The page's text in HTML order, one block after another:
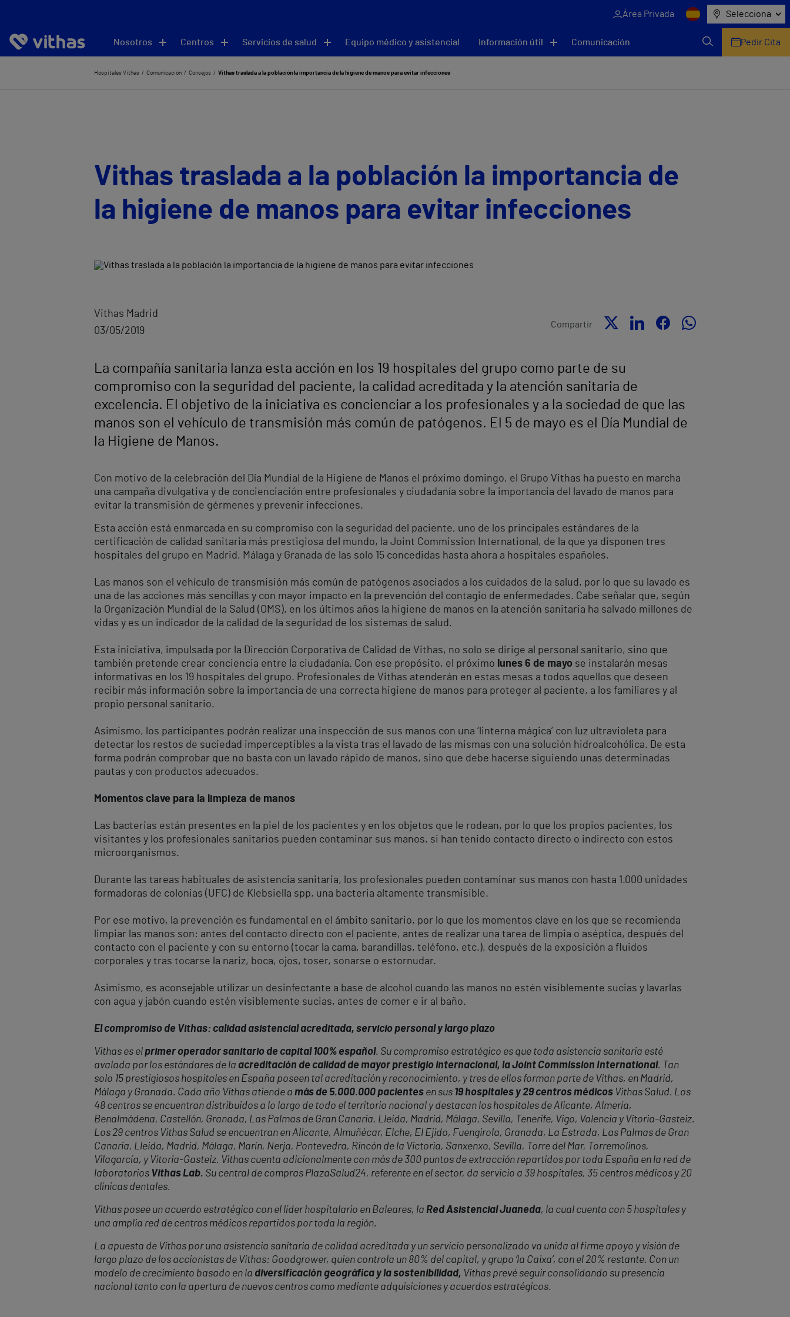
Área Privada Selecciona
Nosotros Centros Servicios de salud Equipo médico y asistencial Información útil Comunicación Pedir Cita
Hospitales Vithas Comunicación Consejos Vithas traslada a la población la importancia de la higiene de manos para evitar infecciones
Vithas traslada a la población la importancia de
la higiene de manos para evitar infecciones
Vithas Madrid
03/05/2019
Compartir
La compañía sanitaria lanza esta acción en los 19 hospitales del grupo como parte de su
compromiso con la seguridad del paciente, la calidad acreditada y la atención sanitaria de
excelencia. El objetivo de la iniciativa es concienciar a los profesionales y a la sociedad de que las
manos son el vehículo de transmisión más común de patógenos. El 5 de mayo es el Día Mundial de
la Higiene de Manos.
Con motivo de la celebración del Día Mundial de la Higiene de Manos el próximo domingo, el Grupo Vithas ha puesto en marcha
una campaña divulgativa y de concienciación entre profesionales y ciudadanía sobre la importancia del lavado de manos para
evitar la transmisión de gérmenes y prevenir infecciones.
Esta acción está enmarcada en su compromiso con la seguridad del paciente, uno de los principales estándares de la
certificación de calidad sanitaria más prestigiosa del mundo, la Joint Commission International, de la que ya disponen tres
hospitales del grupo en Madrid, Málaga y Granada de las solo 15 concedidas hasta ahora a hospitales españoles.
Las manos son el vehículo de transmisión más común de patógenos asociados a los cuidados de la salud, por lo que su lavado es
una de las acciones más sencillas y con mayor impacto en la prevención del contagio de enfermedades. Cabe señalar que, según
la Organización Mundial de la Salud (OMS), en los últimos años la higiene de manos en la atención sanitaria ha salvado millones de
vidas y es un indicador de la calidad de la seguridad de los sistemas de salud.
Esta iniciativa, impulsada por la Dirección Corporativa de Calidad de Vithas, no solo se dirige al personal sanitario, sino que
también pretende crear conciencia entre la ciudadanía. Con ese propósito, el próximo lunes 6 de mayo se instalarán mesas
informativas en los 19 hospitales del grupo. Profesionales de Vithas atenderán en estas mesas a todos aquellos que deseen
recibir más información sobre la importancia de una correcta higiene de manos para proteger al paciente, a los familiares y al
propio personal sanitario.
Asimismo, los participantes podrán realizar una inspección de sus manos con una ‘linterna mágica’ con luz ultravioleta para
detectar los restos de suciedad imperceptibles a la vista tras el lavado de las mismas con una solución hidroalcohólica. De esta
forma podrán comprobar que no basta con un lavado rápido de manos, sino que debe hacerse siguiendo unas determinadas
pautas y con productos adecuados.
Momentos clave para la limpieza de manos
Las bacterias están presentes en la piel de los pacientes y en los objetos que le rodean, por lo que los propios pacientes, los
visitantes y los profesionales sanitarios pueden contaminar sus manos, si han tenido contacto directo o indirecto con estos
microorganismos.
Durante las tareas habituales de asistencia sanitaria, los profesionales pueden contaminar sus manos con hasta 1.000 unidades
formadoras de colonias (UFC) de Klebsiella spp, una bacteria altamente transmisible.
Por ese motivo, la prevención es fundamental en el ámbito sanitario, por lo que los momentos clave en los que se recomienda
limpiar las manos son: antes del contacto directo con el paciente, antes de realizar una tarea de limpia o aséptica, después del
contacto con el paciente y con su entorno (tocar la cama, barandillas, teléfono, etc.), después de la exposición a fluidos
corporales y tras tocarse la nariz, boca, ojos, toser, sonarse o estornudar.
Asimismo, es aconsejable utilizar un desinfectante a base de alcohol cuando las manos no estén visiblemente sucias y lavarlas
con agua y jabón cuando estén visiblemente sucias, antes de comer e ir al baño.
El compromiso de Vithas: calidad asistencial acreditada, servicio personal y largo plazo
Vithas es elprimer operador sanitario de capital 100% español. Su compromiso estratégico es que toda asistencia sanitaria esté
avalada por los estándares de la acreditación de calidad de mayor prestigio internacional, la Joint Commission International. Tan
solo 15 prestigiosos hospitales en España poseen tal acreditación y reconocimiento, y tres de ellos forman parte de Vithas, en Madrid,
Málaga y Granada. Cada año Vithas atiende a más de 5.000.000 pacientes en sus 19 hospitales y 29 centros médicos Vithas Salud. Los
48 centros se encuentran distribuidos a lo largo de todo el territorio nacional y destacan los hospitales de Alicante, Almería,
Benalmádena, Castellón, Granada, Las Palmas de Gran Canaria, Lleida, Madrid, Málaga, Sevilla, Tenerife, Vigo, Valencia y Vitoria-Gasteiz.
Los 29 centros Vithas Salud se encuentran en Alicante, Almuñécar, Elche, El Ejido, Fuengirola, Granada, La Estrada, Las Palmas de Gran
Canaria, Lleida, Madrid, Málaga, Marín, Nerja, Pontevedra, Rincón de la Victoria, Sanxenxo, Sevilla, Torre del Mar, Torremolinos,
Vilagarcía, y Vitoria-Gasteiz. Vithas cuenta adicionalmente con más de 300 puntos de extracción repartidos por toda España en la red de
laboratorios Vithas Lab. Su central de compras PlazaSalud24, referente en el sector, da servicio a 39 hospitales, 35 centros médicos y 20
clínicas dentales.
Vithas posee un acuerdo estratégico con el líder hospitalario en Baleares, la Red Asistencial Juaneda, la cual cuenta con 5 hospitales y
una amplia red de centros médicos repartidos por toda la región.
La apuesta de Vithas por una asistencia sanitaria de calidad acreditada y un servicio personalizado va unida al firme apoyo y visión de
largo plazo de los accionistas de Vithas: Goodgrower, quien controla un 80% del capital, y grupo ‘la Caixa’, con el 20% restante. Con un
modelo de crecimiento basado en la diversificación geográfica y la sostenibilidad, Vithas prevé seguir consolidando su presencia
nacional tanto con la apertura de nuevos centros como mediante adquisiciones y acuerdos estratégicos.